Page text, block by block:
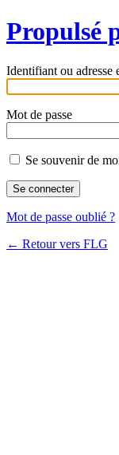
Propulsé
Identifiant ou adresse
Mot de passe
Se souvenir de
Mot de passe oublié ?
← Retour vers FLG